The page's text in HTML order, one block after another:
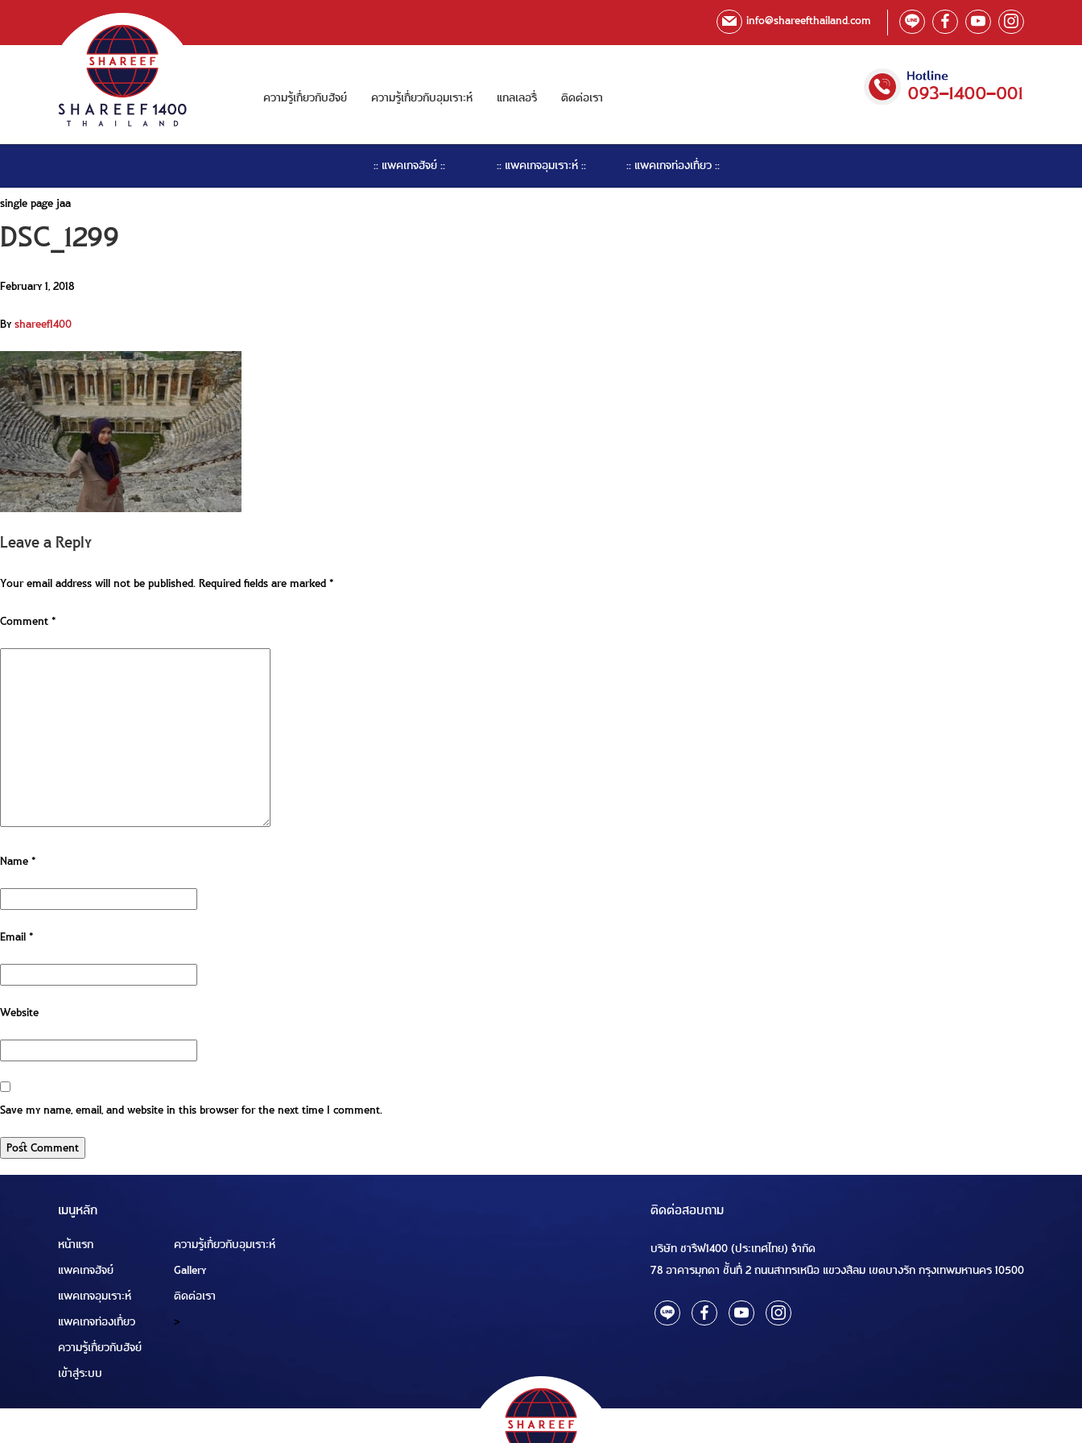
info@shareefthailand.com
ความรู้เกี่ยวกับฮัจย์ ความรู้เกี่ยวกับอุมเราะห์ แกลเลอรี่ ติดต่อเรา
:: แพคเกจฮัจย์ :: :: แพคเกจอุมเราะห์ :: :: แพคเกจท่องเที่ยว ::
single page jaa
DSC_1299
February 1, 2018
Byshareef1400
Leave a Reply
Your email address will not be published.Required fields are marked*
Comment*
Name*
Email*
Website
Save my name, email, and website in this browser for the next time I comment.
เมนูหลัก
หน้าแรก
แพคเกจฮัจย์
แพคเกจอุมเราะห์
แพคเกจท่องเที่ยว
ความรู้เกี่ยวกับฮัจย์
เข้าสู่ระบบ
ความรู้เกี่ยวกับอุมเราะห์
Gallery
ติดต่อเรา
>
ติดต่อสอบถาม
บริษัท ชารีฟ1400 (ประเทศไทย) จำกัด
78 อาคารมุกดา ชั้นที่ 2 ถนนสาทรเหนือ แขวงสีลม เขตบางรัก กรุงเทพมหานคร 10500